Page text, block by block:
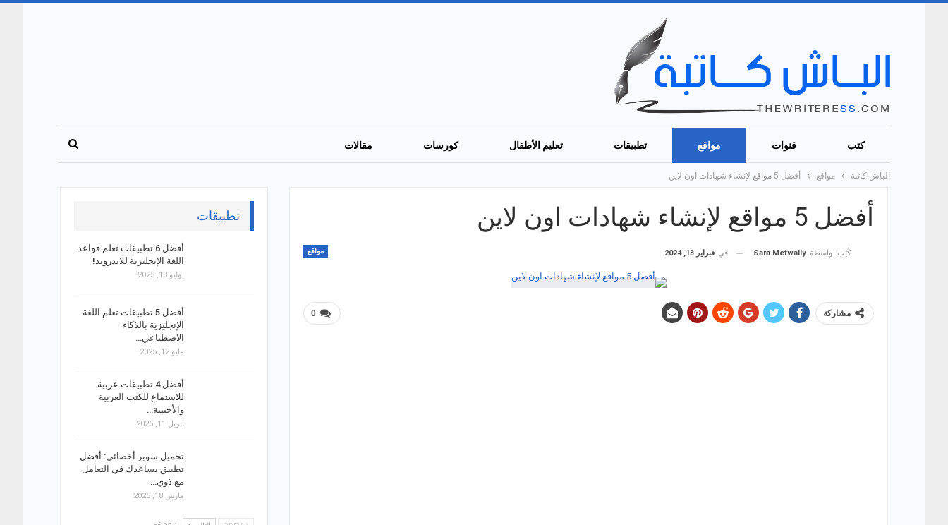
كتب قنوات مواقع تطبيقات تعليم الأطفال كورسات مقالات
الباش كاتبة مواقع أفضل 5 مواقع لإنشاء شهادات اون لاين
أفضل 5 مواقع لإنشاء شهادات اون لاين
مواقع كُتِب بواسطة Sara Metwally في فبراير 13, 2024
0 مشاركة
تطبيقات
أفضل 6 تطبيقات تعلم قواعد
اللغة الإنجليزية للاندرويد!
يوليو 13, 2025
أفضل 5 تطبيقات تعلم اللغة
الإنجليزية بالذكاء
الاصطناعي…
مايو 12, 2025
أفضل 4 تطبيقات عربية
للاستماع للكتب العربية
والأجنبية…
أبريل 11, 2025
تحميل سوبر أخصائي: أفضل
تطبيق يساعدك في التعامل
مع ذوي…
مارس 18, 2025